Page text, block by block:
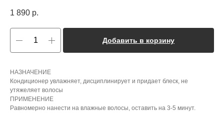
1 890 р.
Добавить в корзину
НАЗНАЧЕНИЕ
Кондиционер увлажняет, дисциплинирует и придает блеск, не
утяжеляет волосы
ПРИМЕНЕНИЕ
Равномерно нанести на влажные волосы, оставить на 3-5 минут.